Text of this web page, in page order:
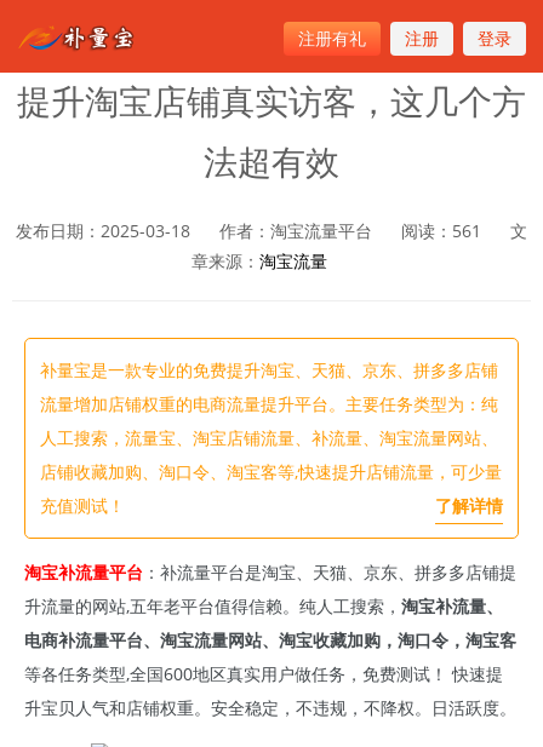
注册有礼 注册 登录
首页>淘宝流量
提升淘宝店铺真实访客，这几个方
法超有效
发布日期：2025-03-18 作者：淘宝流量平台 阅读： 561
文
章来源： 淘宝流量
补量宝是一款专业的免费提升淘宝、天猫、京东、拼多多店铺
流量增加店铺权重的电商流量提升平台。主要任务类型为：纯
人工搜索，流量宝、淘宝店铺流量、补流量、淘宝流量网站、
店铺收藏加购、淘口令、淘宝客等,快速提升店铺流量，可少量
充值测试！
了解详情
淘宝补流量平台 ：补流量平台是淘宝、天猫、京东、拼多多店铺提
升流量的网站,五年老平台值得信赖。纯人工搜索， 淘宝补流量、
电商补流量平台、淘宝流量网站、淘宝收藏加购，淘口令，淘宝客
等各任务类型,全国600地区真实用户做任务，免费测试！ 快速提
升宝贝人气和店铺权重。安全稳定，不违规，不降权。日活跃度。